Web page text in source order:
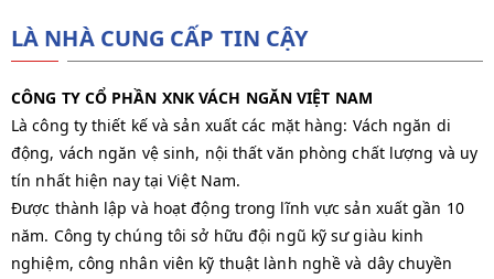
LÀ NHÀ CUNG CẤP TIN CẬY
CÔNG TY CỔ PHẦN XNK VÁCH NGĂN VIỆT NAM
Là công ty thiết kế và sản xuất các mặt hàng: Vách ngăn di
động, vách ngăn vệ sinh, nội thất văn phòng chất lượng và uy
tín nhất hiện nay tại Việt Nam.
Được thành lập và hoạt động trong lĩnh vực sản xuất gần 10
năm. Công ty chúng tôi sở hữu đội ngũ kỹ sư giàu kinh
nghiệm, công nhân viên kỹ thuật lành nghề và dây chuyền